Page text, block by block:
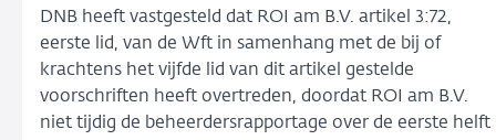
DNB heeft vastgesteld dat ROI am B.V. artikel 3:72,
eerste lid, van de Wft in samenhang met de bij of
krachtens het vijfde lid van dit artikel gestelde
voorschriften heeft overtreden, doordat ROI am B.V.
niet tijdig de beheerdersrapportage over de eerste helft